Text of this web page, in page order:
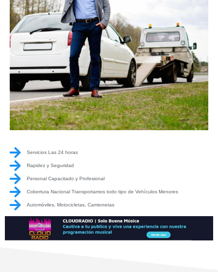
Servicios Las 24 horas
Rapidez y Seguridad
Personal Capacitado y Profesional
Cobertura Nacional Transportamos todo tipo de Vehículos Menores
Automóviles, Motocicletas, Camionetas